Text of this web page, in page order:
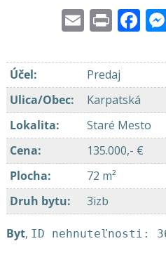
EmailPrint
Účel:
Predaj
Ulica/Obec:
Karpatská
Lokalita:
Staré Mesto
Cena:
135.000,- €
Plocha:
72 m²
Druh bytu: 3izb
Byt, ID nehnuteľnosti: